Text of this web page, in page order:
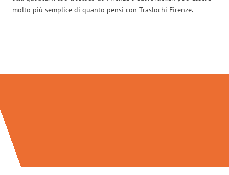
molto più semplice di quanto pensi con Traslochi Firenze.